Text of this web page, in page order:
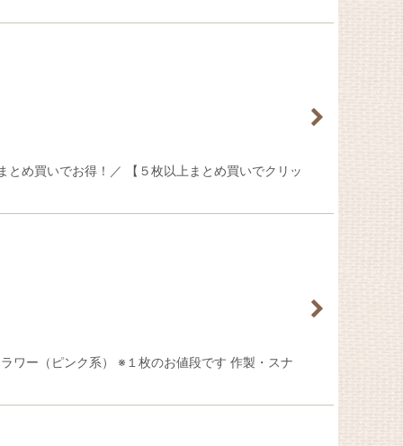
め買いでお得！／ 【５枚以上まとめ買いでクリッ
ワー（ピンク系） ※１枚のお値段です 作製・スナ